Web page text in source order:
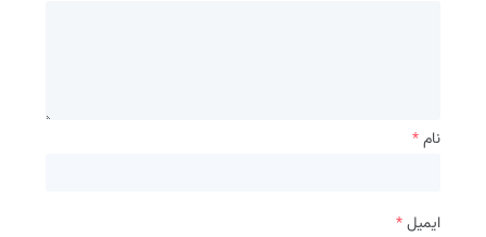
نام*
ایمیل*